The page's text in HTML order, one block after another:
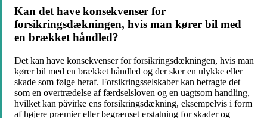
Kan det have konsekvenser for
forsikringsdækningen, hvis man kører bil med
en brækket håndled?
Det kan have konsekvenser for forsikringsdækningen, hvis man
kører bil med en brækket håndled og der sker en ulykke eller
skade som følge heraf. Forsikringsselskaber kan betragte det
som en overtrædelse af færdselsloven og en uagtsom handling,
hvilket kan påvirke ens forsikringsdækning, eksempelvis i form
af højere præmier eller begrænset erstatning for skader og